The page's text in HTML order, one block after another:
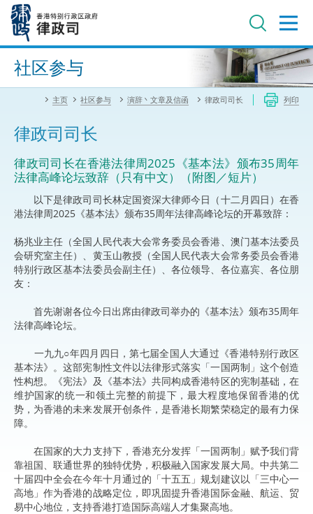
内
进阶搜寻
社区参与
主页 社区参与 演辞丶文章及信函 律政司司长 列印
律政司司长
​律政司司长在香港法律周2025《基本法》颁布35周年
法律高峰论坛致辞（只有中文）（附图／短片）
以下是律政司司长林定国资深大律师今日（十二月四日）在香
港法律周2025《基本法》颁布35周年法律高峰论坛的开幕致辞：
杨兆业主任（全国人民代表大会常务委员会香港、澳门基本法委员
会研究室主任）、黄玉山教授（全国人民代表大会常务委员会香港
特别行政区基本法委员会副主任）、各位领导、各位嘉宾、各位朋
友：
首先谢谢各位今日出席由律政司举办的《基本法》颁布35周年
法律高峰论坛。
一九九○年四月四日，第七届全国人大通过《香港特别行政区
基本法》。这部宪制性文件以法律形式落实「一国两制」这个创造
性构想。《宪法》及《基本法》共同构成香港特区的宪制基础，在
维护国家的统一和领土完整的前提下，最大程度地保留香港的优
势，为香港的未来发展开创条件，是香港长期繁荣稳定的最有力保
障。
在国家的大力支持下，香港充分发挥「一国两制」赋予我们背
靠祖国、联通世界的独特优势，积极融入国家发展大局。中共第二
十届四中全会在今年十月通过的「十五五」规划建议以「三中心一
高地」作为香港的战略定位，即巩固提升香港国际金融、航运、贸
易中心地位，支持香港打造国际高端人才集聚高地。